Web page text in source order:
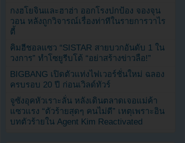
กงฮโยจินและฮาฮ่า ออกโรงปกป้อง จองจุน
วอน หลังถูกวิจารณ์เรื่องท่าทีในรายการวาไร
ตี้
คิมฮีชอลแซว “SISTAR สายบวกอันดับ 1 ใน
วงการ” ทำโซยูรีบโต้ “อย่าสร้างข่าวลือ!”
BIGBANG เปิดตัวแท่งไฟเวอร์ชั่นใหม่ ฉลอง
ครบรอบ 20 ปี ก่อนเวิลด์ทัวร์
จูซังอุคหัวเราะลั่น หลังเดินตลาดเจอแม่ค้า
แซวแรง “ตัวร้ายสุดๆ คนไม่ดี” เหตุเพราะอิน
บทตัวร้ายใน Agent Kim Reactivated